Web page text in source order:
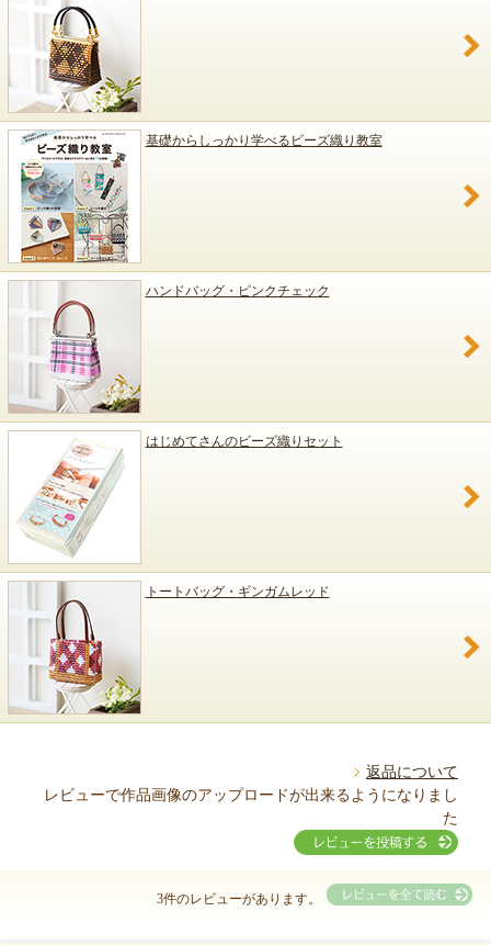
基礎からしっかり学べるビーズ織り教室
ハンドバッグ・ピンクチェック
はじめてさんのビーズ織りセット
トートバッグ・ギンガムレッド
返品について
レビューで作品画像のアップロードが出来るようになりまし
た
3件のレビューがあります。